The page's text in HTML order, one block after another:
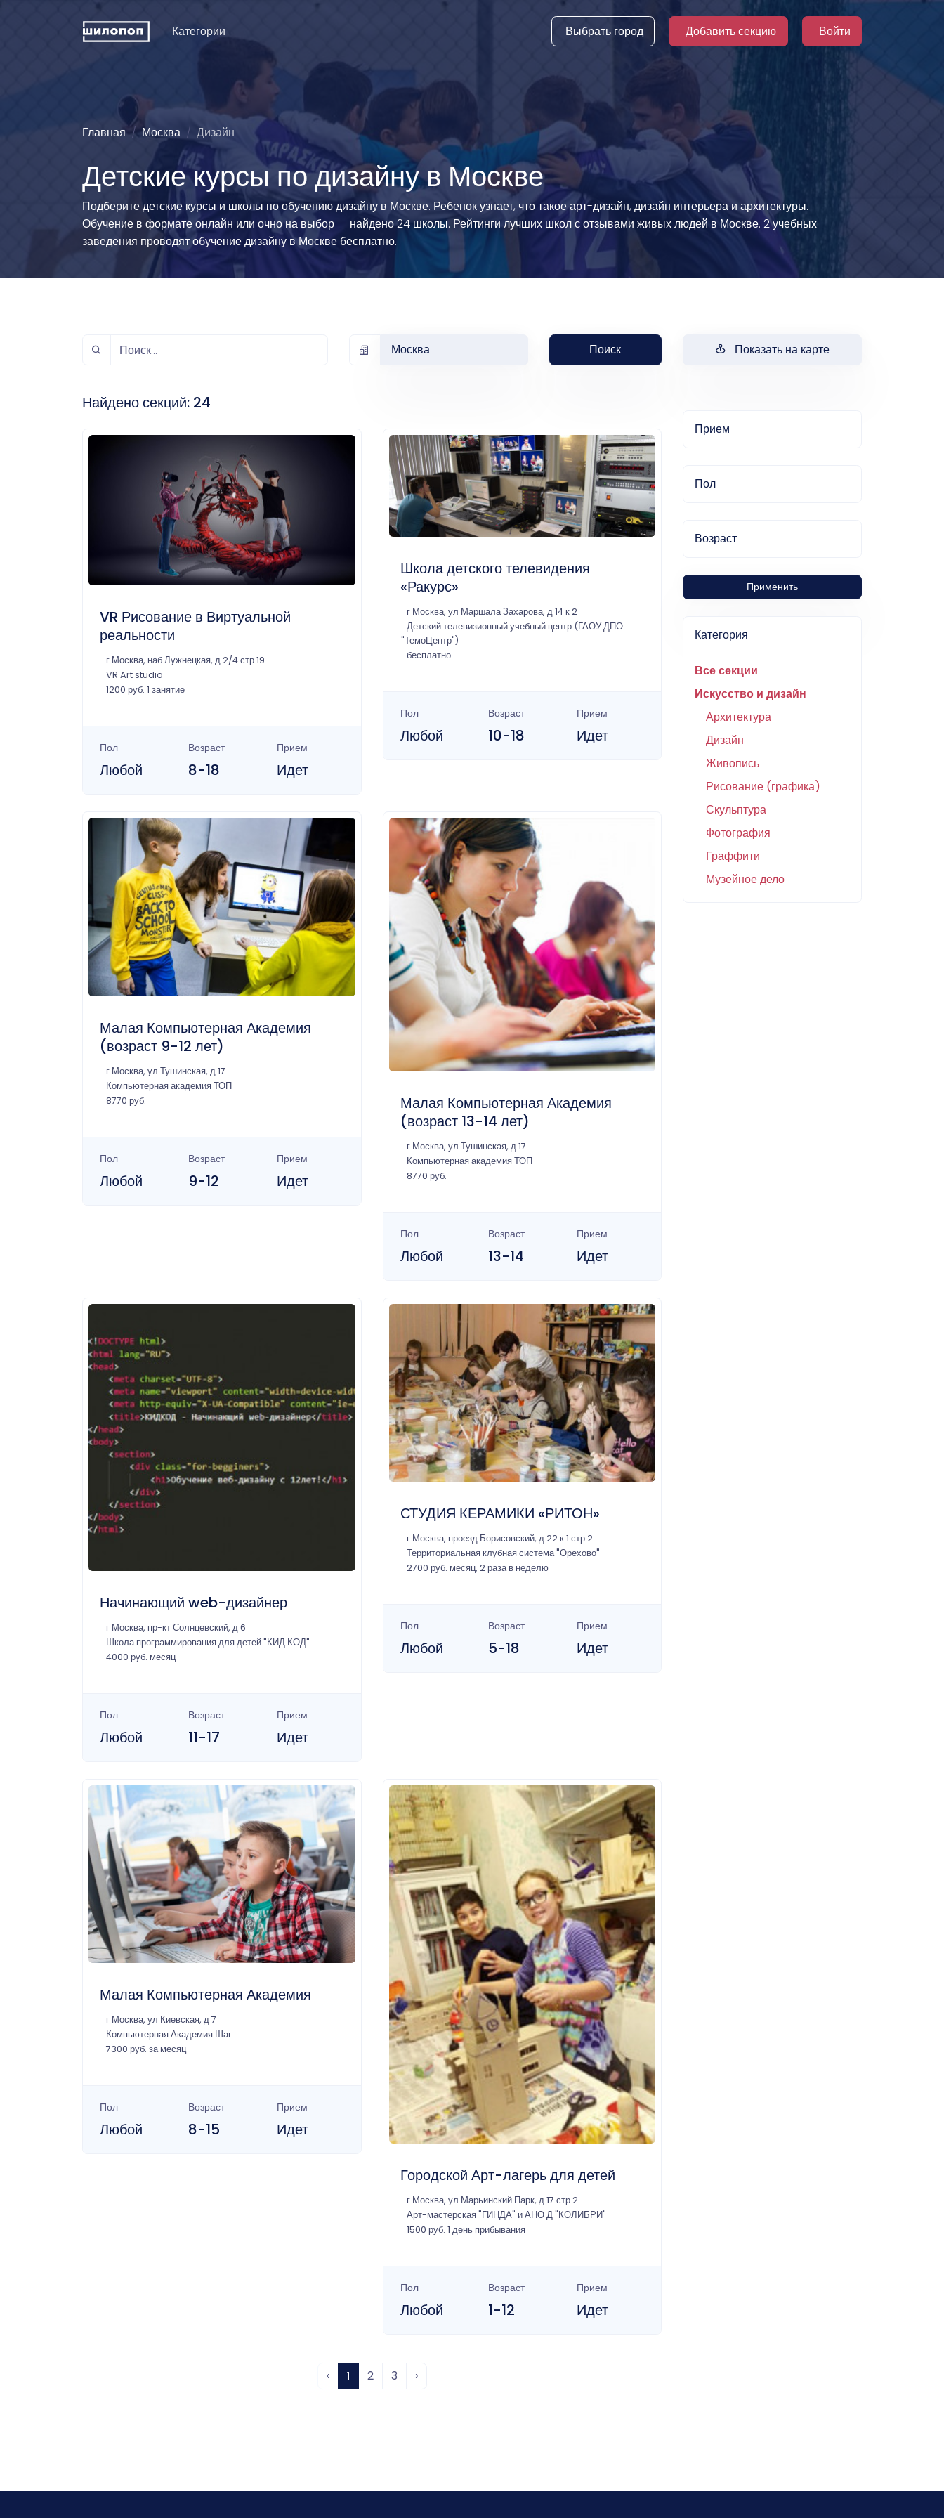
Категории
Иностранные языки
Развитие интеллекта
Информационные
История и традиции
Хореография (танцы)
Зрелищные искусства
Познавательные
развлечения
Естественные науки
Люди и животные
Эстетические виды
спорта
Единоборства
игровой спорт
Физкультура
рождения
Мода и стиль
Туризм
Технические виды
спорта
Силовой спорт
Водные виды спорта
Легкая атлетика и
Выбрать город Добавить секцию Войти
Главная Москва Дизайн
Детские курсы по дизайну в Москве
Подберите детские курсы и школы по обучению дизайну в Москве. Ребенок узнает, что такое арт-дизайн, дизайн интерьера и архитектуры.
Обучение в формате онлайн или очно на выбор — найдено 24 школы. Рейтинги лучших школ с отзывами живых людей в Москве. 2 учебных
заведения проводят обучение дизайну в Москве бесплатно.
Москва Поиск Показать на карте
Прием
Пол
Возраст
Применить
Категория
Все секции
Искусство и дизайн
Архитектура
Дизайн
Живопись
Рисование (графика)
Скульптура
Фотография
Граффити
Музейное дело
Найдено секций: 24
VR Рисование в Виртуальной
реальности
г Москва, наб Лужнецкая, д 2/4 стр 19
VR Art studio
1200 руб. 1 занятие
Пол
Любой
Возраст
8-18
Прием
Идет
Школа детского телевидения
«Ракурс»
г Москва, ул Маршала Захарова, д 14 к 2
Детский телевизионный учебный центр (ГАОУ ДПО
"ТемоЦентр")
бесплатно
Пол
Любой
Возраст
10-18
Прием
Идет
Малая Компьютерная Академия
(возраст 9-12 лет)
г Москва, ул Тушинская, д 17
Компьютерная академия ТОП
8770 руб.
Пол
Любой
Возраст
9-12
Прием
Идет
Малая Компьютерная Академия
(возраст 13-14 лет)
г Москва, ул Тушинская, д 17
Компьютерная академия ТОП
8770 руб.
Пол
Любой
Возраст
13-14
Прием
Идет
Начинающий web-дизайнер
г Москва, пр-кт Солнцевский, д 6
Школа программирования для детей "КИД КОД"
4000 руб. месяц
Пол
Любой
Возраст
11-17
Прием
Идет
СТУДИЯ КЕРАМИКИ «РИТОН»
г Москва, проезд Борисовский, д 22 к 1 стр 2
Территориальная клубная система "Орехово"
2700 руб. месяц, 2 раза в неделю
Пол
Любой
Возраст
5-18
Прием
Идет
Малая Компьютерная Академия
г Москва, ул Киевская, д 7
Компьютерная Академия Шаг
7300 руб. за месяц
Пол
Любой
Возраст
8-15
Прием
Идет
Городской Арт-лагерь для детей
г Москва, ул Марьинский Парк, д 17 стр 2
Арт-мастерская "ГИНДА" и АНО Д "КОЛИБРИ"
1500 руб. 1 день прибывания
Пол
Любой
Возраст
1-12
Прием
Идет
‹ 1 2 3 ›